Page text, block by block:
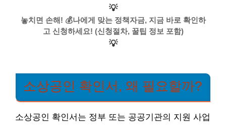
💡
놓치면 손해! 💰나에게 맞는 정책자금, 지금 바로 확인하
고 신청하세요! (신청절차, 꿀팁 정보 포함)
💡
소상공인 확인서, 왜 필요할까?
소상공인 확인서는 정부 또는 공공기관의 지원 사업